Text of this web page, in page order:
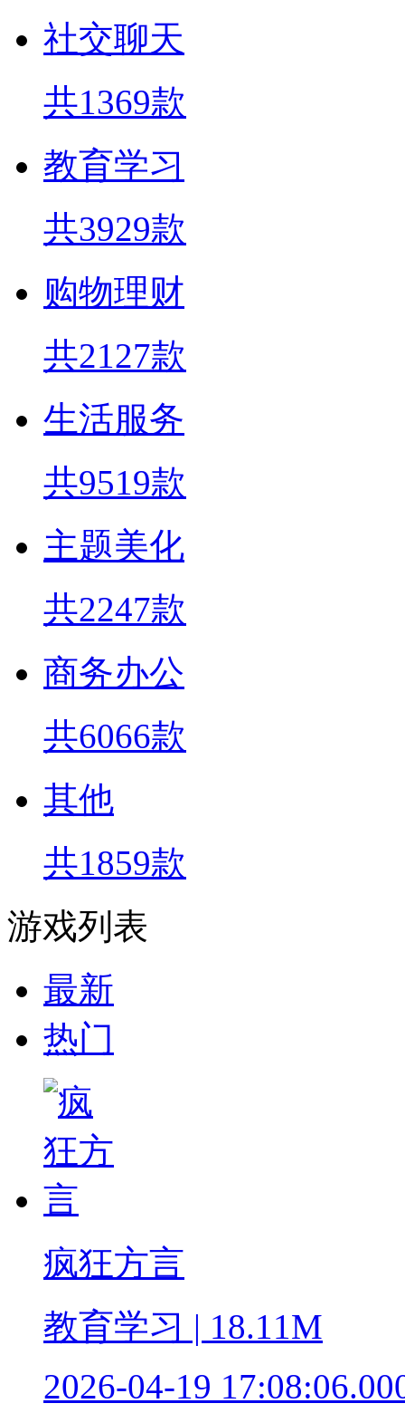
社交聊天
共1369款
教育学习
共3929款
购物理财
共2127款
生活服务
共9519款
主题美化
共2247款
商务办公
共6066款
其他
共1859款
游戏列表
最新
热门
疯狂方言
教育学习 | 18.11M
2026-04-19